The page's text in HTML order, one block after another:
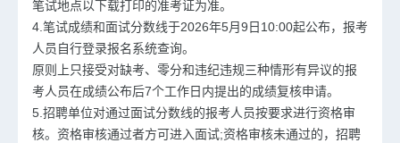
笔试地点以下载打印的准考证为准。
4.笔试成绩和面试分数线于2026年5月9日10:00起公布，报考
人员自行登录报名系统查询。
原则上只接受对缺考、零分和违纪违规三种情形有异议的报
考人员在成绩公布后7个工作日内提出的成绩复核申请。
5.招聘单位对通过面试分数线的报考人员按要求进行资格审
核。资格审核通过者方可进入面试;资格审核未通过的，招聘